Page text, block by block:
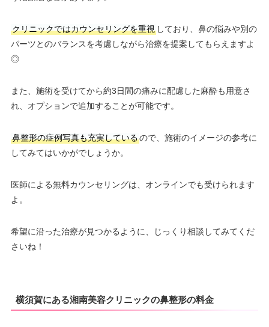
クリニックではカウンセリングを重視しており、鼻の悩みや別の
パーツとのバランスを考慮しながら治療を提案してもらえますよ
◎
また、施術を受けてから約3日間の痛みに配慮した麻酔も用意さ
れ、オプションで追加することが可能です。
鼻整形の症例写真も充実しているので、施術のイメージの参考に
してみてはいかがでしょうか。
医師による無料カウンセリングは、オンラインでも受けられます
よ。
希望に沿った治療が見つかるように、じっくり相談してみてくだ
さいね！
横須賀にある湘南美容クリニックの鼻整形の料金